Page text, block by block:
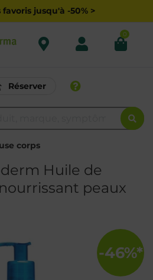
jusqu'à -50% >
0
Réserver
corps
Huile de
peaux
-46%*